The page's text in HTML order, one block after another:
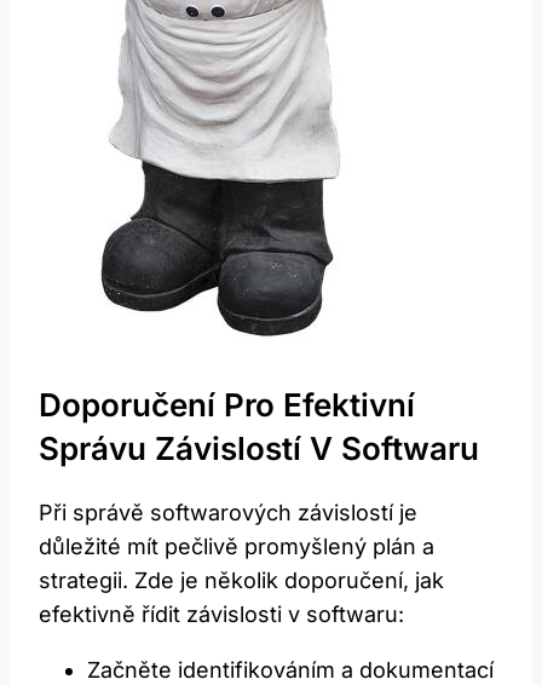
Doporučení Pro Efektivní
Správu Závislostí V Softwaru
Při správě softwarových závislostí je
důležité mít pečlivě promyšlený plán a
strategii. Zde je několik doporučení, jak
efektivně řídit závislosti v softwaru:
Začněte identifikováním a dokumentací